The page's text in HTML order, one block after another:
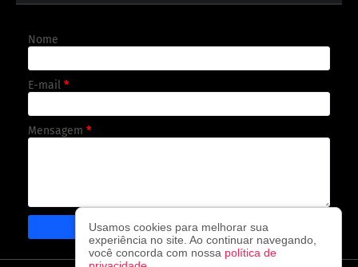
Nome
E-mail *
Mensagem *
Usamos cookies para melhorar sua
experiência no site. Ao continuar navegando,
você concorda com nossa política de